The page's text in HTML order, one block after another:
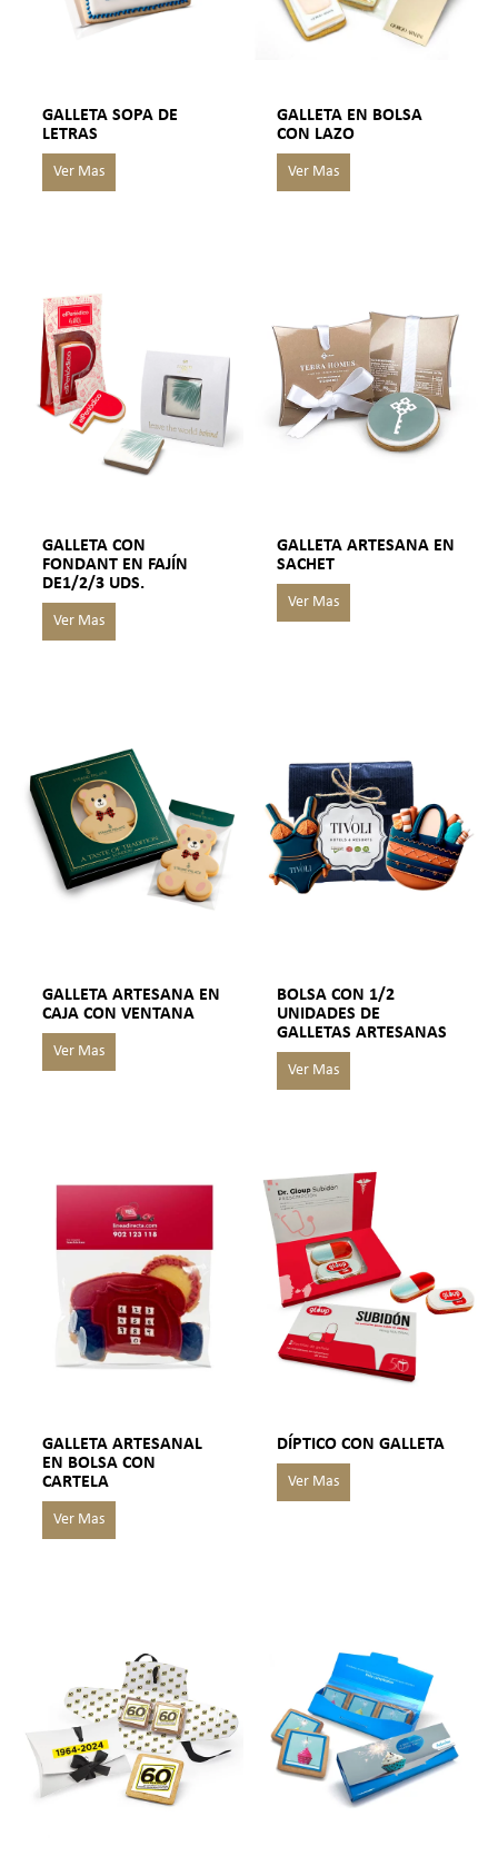
GALLETA SOPA DE
LETRAS
GALLETA EN BOLSA
CON LAZO
GALLETA CON
FONDANT EN FAJÍN
DE1/2/3 UDS.
GALLETA ARTESANA EN
SACHET
GALLETA ARTESANA EN
CAJA CON VENTANA
BOLSA CON 1/2
UNIDADES DE
GALLETAS ARTESANAS
GALLETA ARTESANAL
EN BOLSA CON
CARTELA
DÍPTICO CON GALLETA